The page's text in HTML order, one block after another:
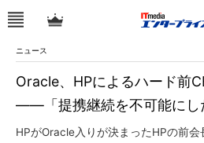
ニュース
Oracle、HPによるハード前
――「提携継続を不可能にし
HPがOracle入りが決まったHPの前会